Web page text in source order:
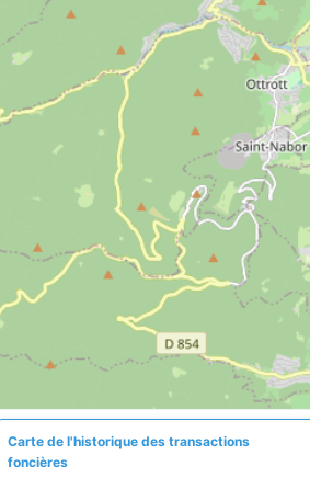
Carte de l'historique des transactions
foncières